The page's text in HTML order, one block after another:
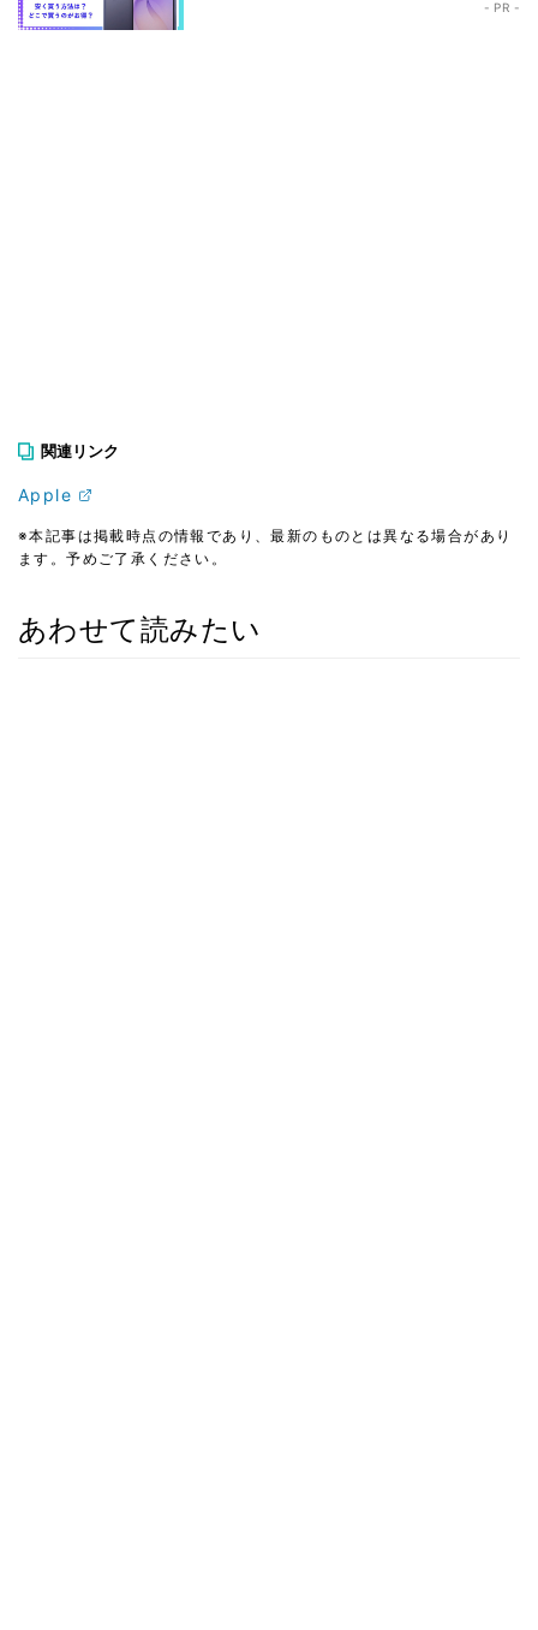
- PR -
関連リンク
Apple
※本記事は掲載時点の情報であり、最新のものとは異なる場合があり
ます。予めご了承ください。
あわせて読みたい